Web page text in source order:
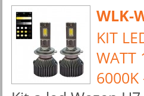
WLK-
KIT
WATT
6000K